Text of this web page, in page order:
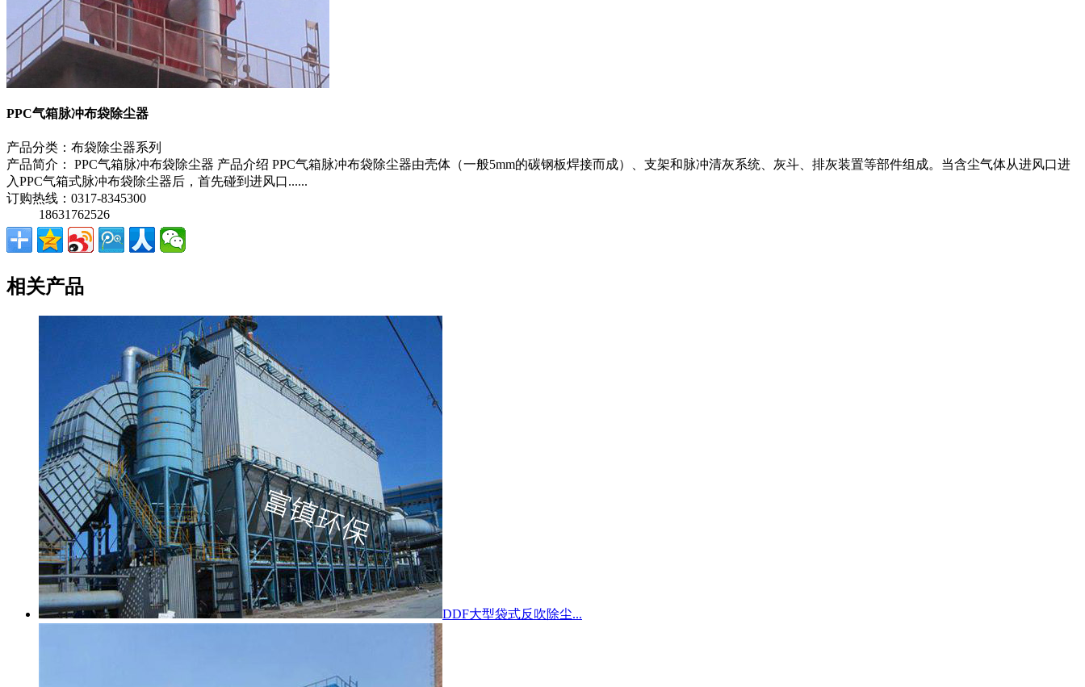
PPC气箱脉冲布袋除尘器
产品分类： 布袋除尘器系列
产品简介：
PPC气箱脉冲布袋除尘器 产品介绍 PPC气箱脉冲布袋除尘器由壳体（一般5mm的碳钢板焊接而成）、支架和脉冲清灰系统、灰斗、排灰装置等部件组成。当含尘气体从进风口进
入PPC气箱式脉冲布袋除尘器后，首先碰到进风口......
订购热线： 0317-8345300
18631762526
相关产品
DDF大型袋式反吹除尘...